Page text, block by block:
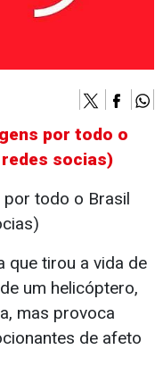
todo o Brasil
que tirou a vida de
um helicóptero,
mas provoca
de afeto